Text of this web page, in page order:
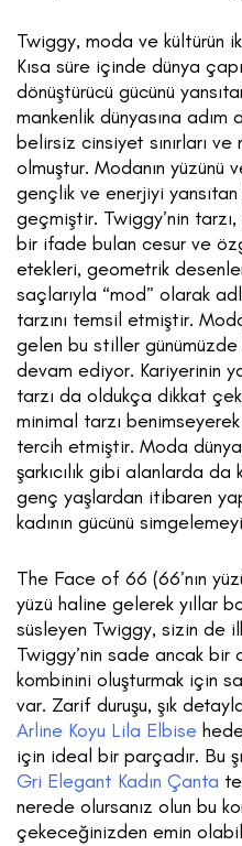
Twiggy, moda ve kültürün
Kısa süre içinde dünya
dönüştürücü gücünü
mankenlik dünyasına adım
belirsiz cinsiyet sınırları
olmuştur. Modanın yüzünü
gençlik ve enerjiyi
geçmiştir. Twiggy’nin
bir ifade bulan cesur ve
etekleri, geometrik
saçlarıyla “mod” olarak
tarzını temsil etmiştir.
gelen bu stiller
devam ediyor. Kariyerinin
tarzı da oldukça dikkat
minimal tarzı
tercih etmiştir. Moda
şarkıcılık gibi alanlarda
genç yaşlardan itibaren
kadının gücünü
The Face of 66 (66’nın
yüzü haline gelerek yıllar
süsleyen Twiggy, sizin de
Twiggy’nin sade ancak bir
kombinini oluşturmak için
var. Zarif duruşu, şık
Arline Koyu Lila Elbise
için ideal bir parçadır. Bu
Gri Elegant Kadın Çanta
nerede olursanız olun bu
çekeceğinizden emin